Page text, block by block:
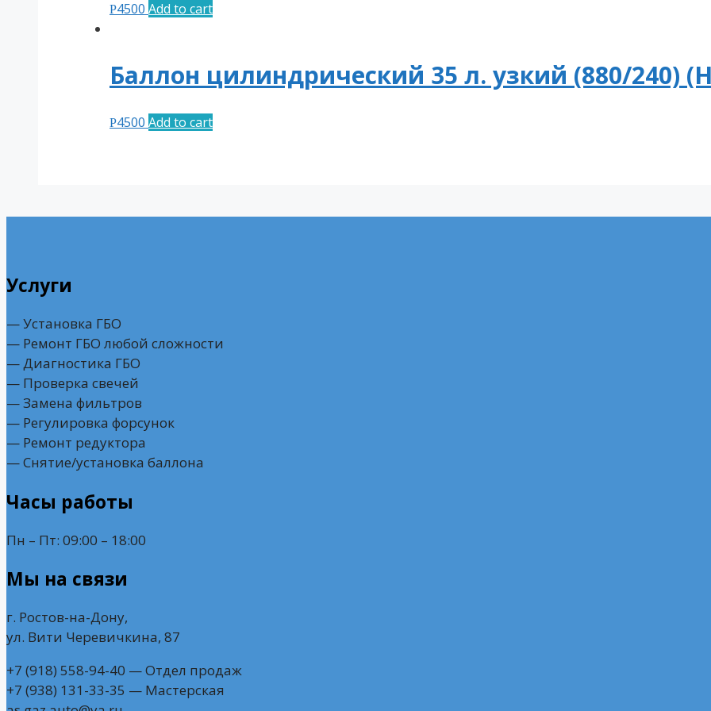
Р4500 Add to cart
Баллон цилиндрический 35 л. узкий (880/240)
Р4500 Add to cart
Услуги
— Установка ГБО
— Ремонт ГБО любой сложности
— Диагностика ГБО
— Проверка свечей
— Замена фильтров
— Регулировка форсунок
— Ремонт редуктора
— Снятие/установка баллона
Часы работы
Пн – Пт: 09:00 – 18:00
Мы на связи
г. Ростов-на-Дону,
ул. Вити Черевичкина, 87
+7 (918) 558-94-40 — Отдел продаж
+7 (938) 131-33-35 — Мастерская